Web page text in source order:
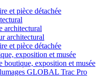
et pièce détachée
architectural
architectural
et pièce détachée
exposition et musée
boutique, exposition et musée
GLOBAL Trac Pro